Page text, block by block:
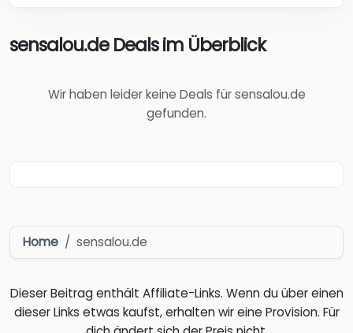
sensalou.de Deals im Überblick
Wir haben leider keine Deals für sensalou.de
gefunden.
Home sensalou.de
Dieser Beitrag enthält Affiliate-Links. Wenn du über einen
dieser Links etwas kaufst, erhalten wir eine Provision. Für